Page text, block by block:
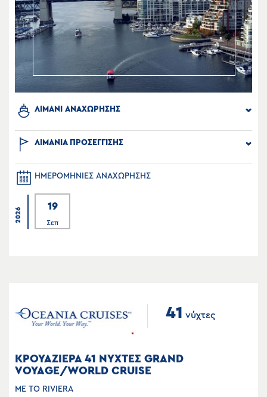
ΛΙΜΑΝΙ ΑΝΑΧΩΡΗΣΗΣ
ΛΙΜΑΝΙΑ ΠΡΟΣΕΓΓΙΣΗΣ
ΗΜΕΡΟΜΗΝΙΕΣ ΑΝΑΧΩΡΗΣΗΣ
2026
19
Σεπ
41 νύχτες
ΚΡΟΥΑΖΙΕΡΑ 41 ΝΥΧΤΕΣ GRAND
VOYAGE/WORLD CRUISE
ΜΕ ΤΟ RIVIERA